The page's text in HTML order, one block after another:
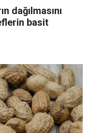
dağılmasını
basit